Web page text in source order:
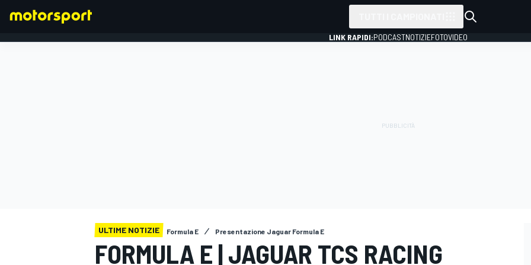
LINK RAPIDI:PODCASTNOTIZIEFOTOVIDEO
ULTIME NOTIZIE Formula E Presentazione Jaguar Formula E
FORMULA E | JAGUAR TCS RACING